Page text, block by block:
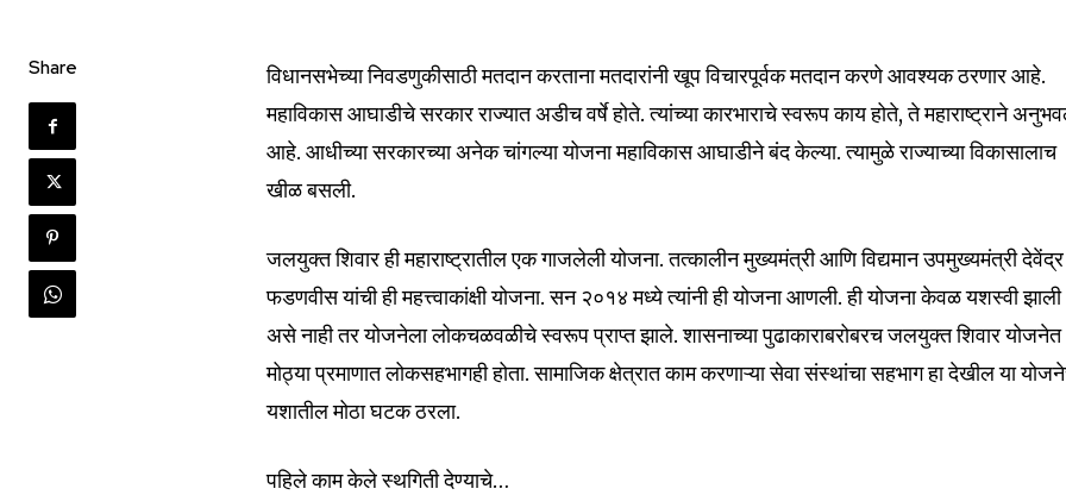
Share
विधानसभेच्या निवडणुकीसाठी मतदान करताना मतदारांनी खूप विचारपूर्वक मतदान करणे आवश्यक ठरणार आहे.
महाविकास आघाडीचे सरकार राज्यात अडीच वर्षे होते. त्यांच्या कारभाराचे स्वरूप काय होते, ते महाराष्ट्राने
आहे. आधीच्या सरकारच्या अनेक चांगल्या योजना महाविकास आघाडीने बंद केल्या. त्यामुळे राज्याच्या विकासालाच
खीळ बसली.
जलयुक्त शिवार ही महाराष्ट्रातील एक गाजलेली योजना. तत्कालीन मुख्यमंत्री आणि विद्यमान उपमुख्यमंत्री देवेंद्र
फडणवीस यांची ही महत्त्वाकांक्षी योजना. सन २०१४ मध्ये त्यांनी ही योजना आणली. ही योजना केवळ यशस्वी झाली
असे नाही तर योजनेला लोकचळवळीचे स्वरूप प्राप्त झाले. शासनाच्या पुढाकाराबरोबरच जलयुक्त शिवार योजनेत
मोठ्या प्रमाणात लोकसहभागही होता. सामाजिक क्षेत्रात काम करणाऱ्या सेवा संस्थांचा सहभाग हा देखील या
यशातील मोठा घटक ठरला.
पहिले काम केले स्थगिती देण्याचे…